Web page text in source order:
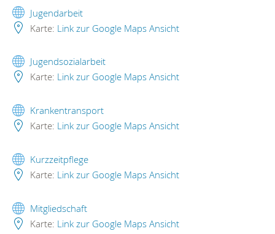
Jugendarbeit
Karte: Link zur Google Maps Ansicht
Jugendsozialarbeit
Karte: Link zur Google Maps Ansicht
Krankentransport
Karte: Link zur Google Maps Ansicht
Kurzzeitpflege
Karte: Link zur Google Maps Ansicht
Mitgliedschaft
Karte: Link zur Google Maps Ansicht